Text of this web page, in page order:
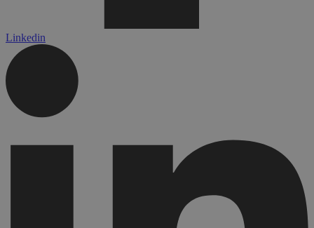
Linkedin